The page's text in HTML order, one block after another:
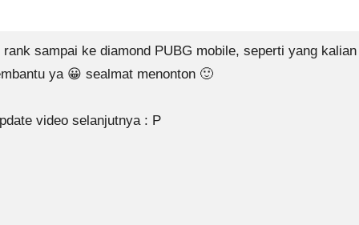
sampai ke diamond PUBG mobile, seperti yang
ya 😀 sealmat menonton 🙂
video selanjutnya : P